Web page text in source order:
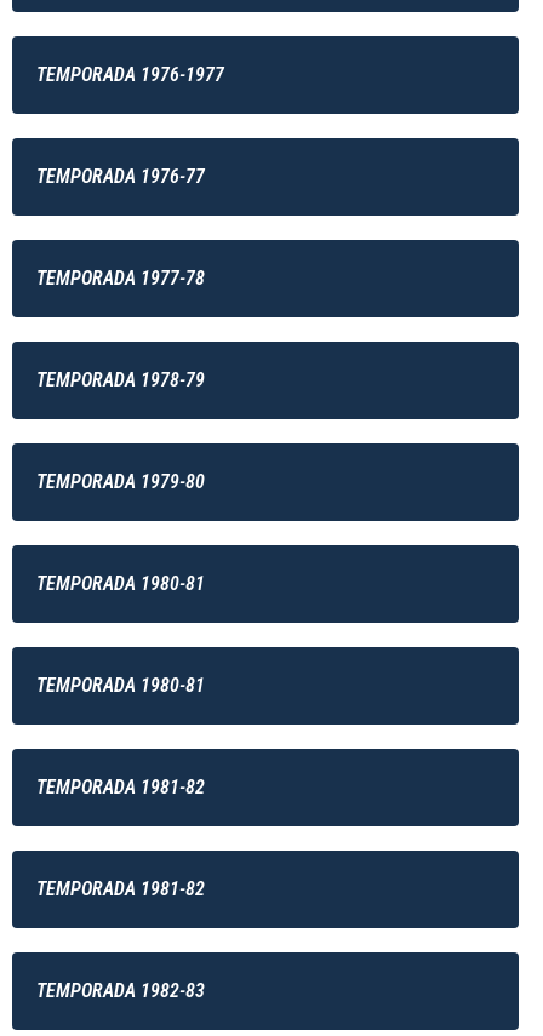
TEMPORADA 1976-1977
TEMPORADA 1976-77
TEMPORADA 1977-78
TEMPORADA 1978-79
TEMPORADA 1979-80
TEMPORADA 1980-81
TEMPORADA 1980-81
TEMPORADA 1981-82
TEMPORADA 1981-82
TEMPORADA 1982-83